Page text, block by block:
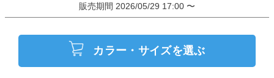
販売期間 2026/05/29 17:00 〜
カラー・サイズを選ぶ